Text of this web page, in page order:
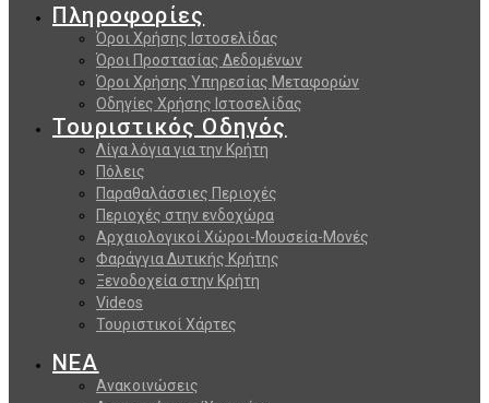
Πληροφορίες
Όροι Χρήσης Ιστοσελίδας
Όροι Προστασίας Δεδομένων
Όροι Χρήσης Υπηρεσίας Μεταφορών
Οδηγίες Χρήσης Ιστοσελίδας
Τουριστικός Οδηγός
Λίγα λόγια για την Κρήτη
Πόλεις
Παραθαλάσσιες Περιοχές
Περιοχές στην ενδοχώρα
Αρχαιολογικοί Χώροι-Μουσεία-Μονές
Φαράγγια Δυτικής Κρήτης
Ξενοδοχεία στην Κρήτη
Videos
Τουριστικοί Χάρτες
ΝΕΑ
Ανακοινώσεις